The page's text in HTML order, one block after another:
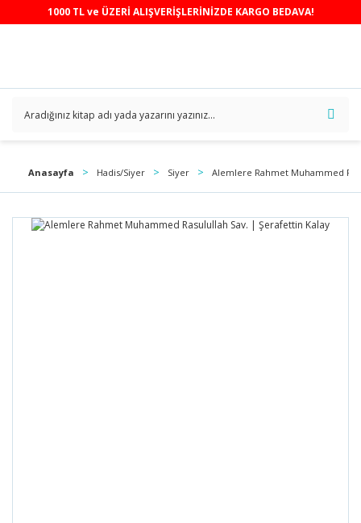
1000 TL ve ÜZERİ ALIŞVERİŞLERİNİZDE KARGO BEDAVA!
Anasayfa Hadis/Siyer Siyer Alemlere Rahmet Muhammed